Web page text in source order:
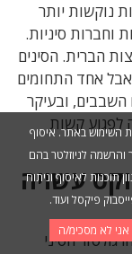
נוקשות יותר
וחברות סיניות.
הברית. הסינים
אבל אחד התחומים
השבבים, ובעיקר
לפגוע קשות
עשויה
הסיני
השימוש באתר. איסוף
לניוזלטר בהם
תוכנות לאיסוף וניתוח
פיקסל ועוד.
אני לא מסכימ/ה